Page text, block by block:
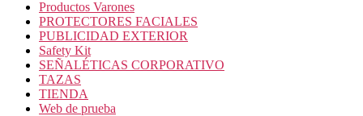
Productos Varones
PROTECTORES FACIALES
PUBLICIDAD EXTERIOR
Safety Kit
SEÑALÉTICAS CORPORATIVO
TAZAS
TIENDA
Web de prueba